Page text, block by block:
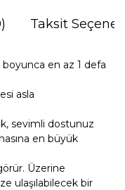
Taksit
en az 1 defa
asla
sevimli dostunuz
en büyük
Üzerine
ulaşılabilecek bir